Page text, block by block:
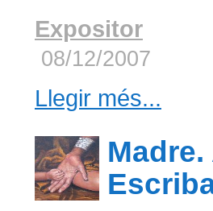
Expositor
08/12/2007
Llegir més...